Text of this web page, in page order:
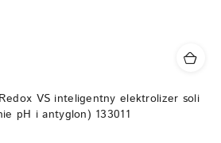
VS inteligentny elektrolizer soli
pH i antyglon) 133011